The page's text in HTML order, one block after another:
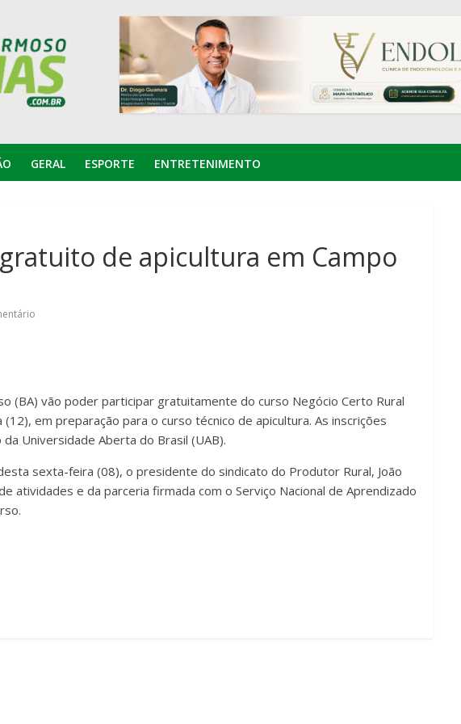
GERAL ESPORTE ENTRETENIMENTO
de apicultura em Campo
(BA) vão poder participar gratuitamente do curso Negócio Certo Rural
em preparação para o curso técnico de apicultura. As inscrições
Universidade Aberta do Brasil (UAB).
sexta-feira (08), o presidente do sindicato do Produtor Rural, João
atividades e da parceria firmada com o Serviço Nacional de Aprendizado